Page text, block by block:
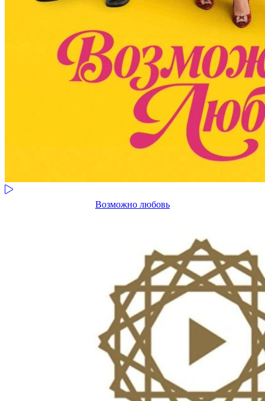
Возможно любовь